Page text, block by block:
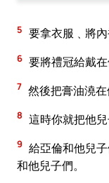
5 要拿衣服﹑將
6 要將禮冠給戴
7 然後把膏油澆在
8 這時你就把他
9 給亞倫和他兒
和他兒子們。